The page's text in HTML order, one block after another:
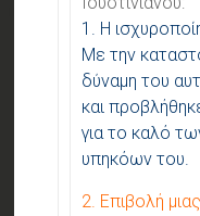
1. Η
Με την
δύναμη του
και
για το καλό
υπηκόων του.
2. Επιβολή